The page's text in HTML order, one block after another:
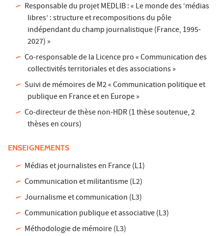
Responsable du projet MEDLIB : « Le monde des ‘médias
libres’ : structure et recompositions du pôle
indépendant du champ journalistique (France, 1995-
2027) »
Co-responsable de la Licence pro « Communication des
collectivités territoriales et des associations »
Suivi de mémoires de M2 « Communication politique et
publique en France et en Europe »
Co-directeur de thèse non-HDR (1 thèse soutenue, 2
thèses en cours)
ENSEIGNEMENTS
Médias et journalistes en France (L1)
Communication et militantisme (L2)
Journalisme et communication (L3)
Communication publique et associative (L3)
Méthodologie de mémoire (L3)